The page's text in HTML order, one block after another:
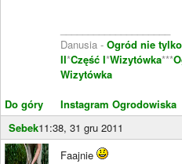
Do góry
Danusia - Ogród nie
II*Część I*Wizytówka***
Wizytówka
Instagram Ogrodowiska
Sebek11:38, 31 gru 2011
Faajnie